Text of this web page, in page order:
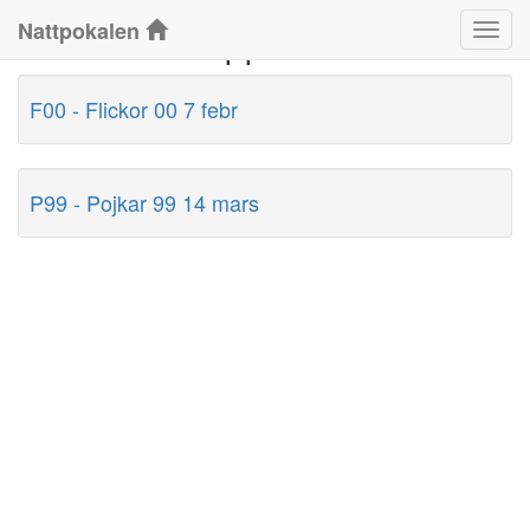
Nattpokalen
Klasser / Grupper
F00 - Flickor 00 7 febr
P99 - Pojkar 99 14 mars